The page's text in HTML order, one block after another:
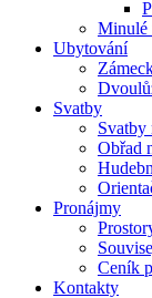
Minulé
Ubytování
Svatby
Svatby
Obřad
Pronájmy
Ceník
Kontakty